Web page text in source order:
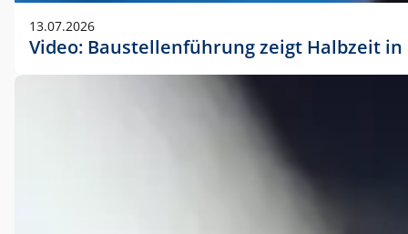
13.07.2026
Video: Baustellenführung zeigt Halbzeit